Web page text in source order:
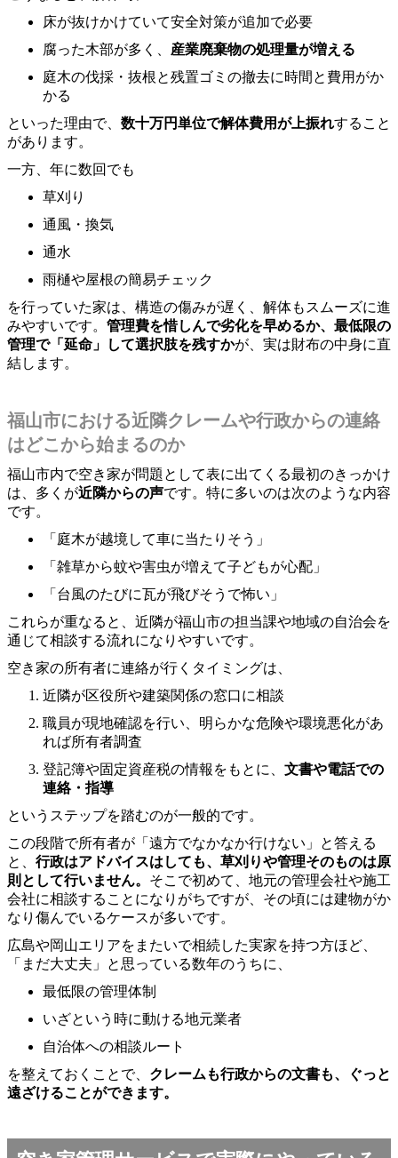
床が抜けかけていて安全対策が追加で必要
腐った木部が多く、 産業廃棄物の処理量が増える
庭木の伐採・抜根と残置ゴミの撤去に時間と費用がか
かる
といった理由で、 数十万円単位で解体費用が上振れすること
があります。
一方、年に数回でも
草刈り
通風・換気
通水
雨樋や屋根の簡易チェック
を行っていた家は、構造の傷みが遅く、解体もスムーズに進
みやすいです。 管理費を惜しんで劣化を早めるか、最低限の
管理で「延命」して選択肢を残すかが、実は財布の中身に直
結します。
福山市における近隣クレームや行政からの連絡
はどこから始まるのか
福山市内で空き家が問題として表に出てくる最初のきっかけ
は、多くが近隣からの声です。特に多いのは次のような内容
です。
「庭木が越境して車に当たりそう」
「雑草から蚊や害虫が増えて子どもが心配」
「台風のたびに瓦が飛びそうで怖い」
これらが重なると、近隣が福山市の担当課や地域の自治会を
通じて相談する流れになりやすいです。
空き家の所有者に連絡が行くタイミングは、
近隣が区役所や建築関係の窓口に相談
職員が現地確認を行い、明らかな危険や環境悪化があ
れば所有者調査
登記簿や固定資産税の情報をもとに、 文書や電話での
連絡・指導
というステップを踏むのが一般的です。
この段階で所有者が「遠方でなかなか行けない」と答える
と、 行政はアドバイスはしても、草刈りや管理そのものは原
則として行いません。 そこで初めて、地元の管理会社や施工
会社に相談することになりがちですが、その頃には建物がか
なり傷んでいるケースが多いです。
広島や岡山エリアをまたいで相続した実家を持つ方ほど、
「まだ大丈夫」と思っている数年のうちに、
最低限の管理体制
いざという時に動ける地元業者
自治体への相談ルート
を整えておくことで、 クレームも行政からの文書も、ぐっと
遠ざけることができます。